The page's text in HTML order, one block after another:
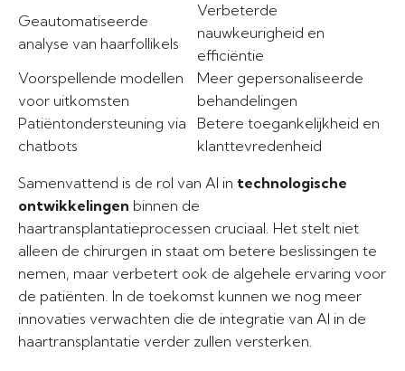
Geautomatiseerde
analyse van haarfollikels
Verbeterde
nauwkeurigheid en
efficiëntie
Voorspellende modellen
voor uitkomsten
Meer gepersonaliseerde
behandelingen
Patiëntondersteuning via
chatbots
Betere toegankelijkheid en
klanttevredenheid
Samenvattend is de rol van AI in technologische
ontwikkelingen binnen de
haartransplantatieprocessen cruciaal. Het stelt niet
alleen de chirurgen in staat om betere beslissingen te
nemen, maar verbetert ook de algehele ervaring voor
de patiënten. In de toekomst kunnen we nog meer
innovaties verwachten die de integratie van AI in de
haartransplantatie verder zullen versterken.